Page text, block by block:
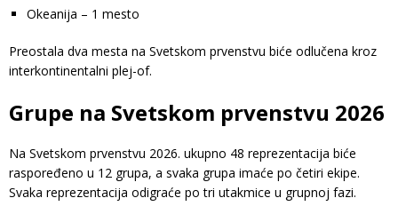
Okeanija – 1 mesto
Preostala dva mesta na Svetskom prvenstvu biće odlučena kroz
interkontinentalni plej-of.
Grupe na Svetskom prvenstvu 2026
Na Svetskom prvenstvu 2026. ukupno 48 reprezentacija biće
raspoređeno u 12 grupa, a svaka grupa imaće po četiri ekipe.
Svaka reprezentacija odigraće po tri utakmice u grupnoj fazi.